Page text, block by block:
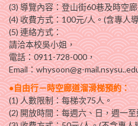
(3) 導覽內容：登山街60巷及時空
(4) 收費方式：100元/人。(含專人
(5) 連絡方式：
請洽本校吳小姐，
電話：0911-728-000，
Email：whysoon@g-
●自由行－時空廊道溜滑梯預約：
(1) 人數限制：每梯次75人。
(2) 開放時間：每週六、日，週一